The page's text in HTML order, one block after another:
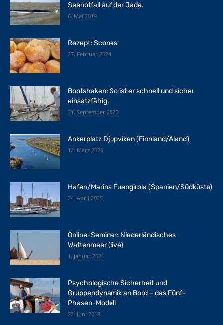
Seenotfall auf der Jade.
6. Mai 2019
Rezept: Scones
27. Februar 2024
Bootshaken: So ist er schnell und sicher
einsatzfähig.
21. September 2025
Ankerplatz Djupviken (Finnland/Aland)
12. März 2026
Hafen/Marina Fuengirola (Spanien/Südküste)
24. April 2025
Online-Seminar: Niederländisches
Wattenmeer (live)
1. Januar 2021
Psychologische Sicherheit und
Gruppendynamik an Bord – das Fünf-
Phasen-Modell
22. Juni 2018